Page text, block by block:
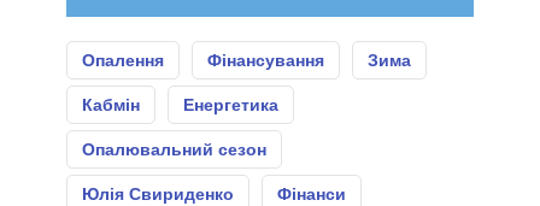
Опалення Фінансування Зима
Кабмін Енергетика
Опалювальний сезон
Юлія Свириденко Фінанси